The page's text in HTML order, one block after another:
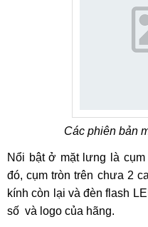
Các phiên bản
Nổi bật ở mặt lưng là cụm
đó, cụm tròn trên chưa 2
kính còn lại và đèn flash
số và logo của hãng.